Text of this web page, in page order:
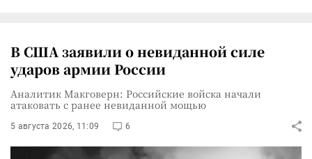
В США заявили о невиданной силе
ударов армии России
Аналитик Макговерн: Российские войска начали
атаковать с ранее невиданной мощью
5 августа 2026, 11:09 6